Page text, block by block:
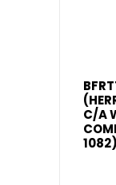
C/A
1082)